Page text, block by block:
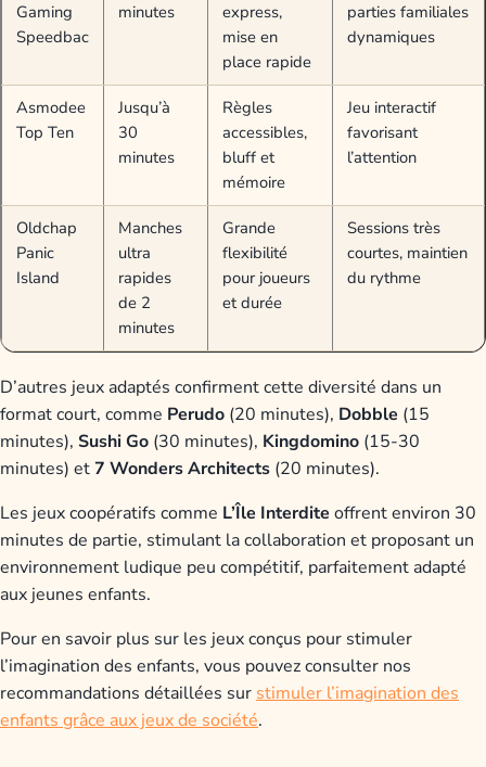
Gaming
Speedbac
minutes
express,
mise en
place rapide
parties familiales
dynamiques
Asmodee
Top Ten
Jusqu’à
30
minutes
Règles
accessibles,
bluff et
mémoire
Jeu interactif
favorisant
l’attention
Oldchap
Panic
Island
Manches
ultra
rapides
de 2
minutes
Grande
flexibilité
pour joueurs
et durée
Sessions très
courtes, maintien
du rythme
D’autres jeux adaptés confirment cette diversité dans un
format court, comme Perudo (20 minutes), Dobble (15
minutes), Sushi Go (30 minutes), Kingdomino (15-30
minutes) et7 Wonders Architects (20 minutes).
Les jeux coopératifs comme L’Île Interdite offrent environ 30
minutes de partie, stimulant la collaboration et proposant un
environnement ludique peu compétitif, parfaitement adapté
aux jeunes enfants.
Pour en savoir plus sur les jeux conçus pour stimuler
l’imagination des enfants, vous pouvez consulter nos
recommandations détaillées sur stimuler l’imagination des
enfants grâce aux jeux de société.